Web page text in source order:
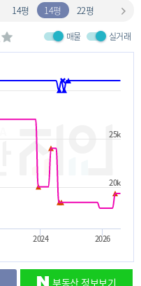
14평 14평 22평
매물 실거래
2024 2026
20k
25k
부동산 정보보기